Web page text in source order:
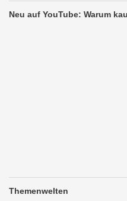
Neu auf YouTube: Warum
Themenwelten